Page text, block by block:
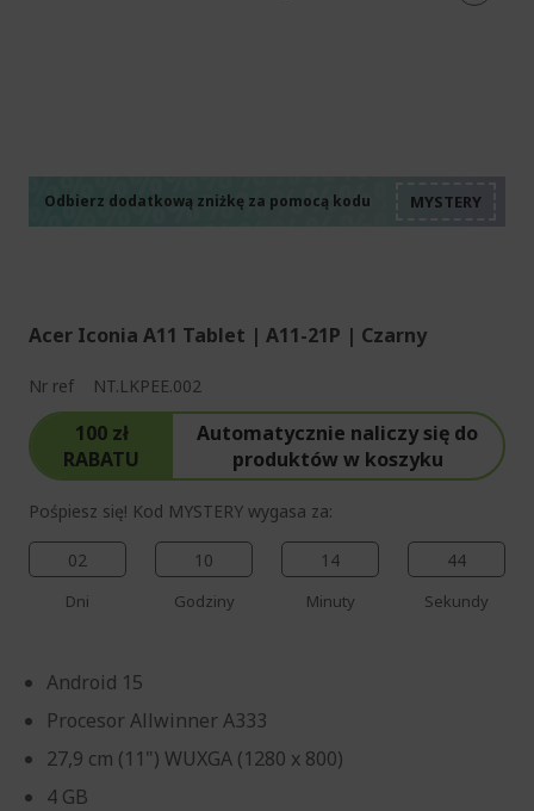
Odbierz dodatkową zniżkę za pomocą kodu
Acer Iconia A11 Tablet | A11-21P | Czarny
Nr ref NT.LKPEE.002
100 zł
RABATU
Automatycznie naliczy się do
produktów w koszyku
Pośpiesz się! Kod MYSTERY wygasa za:
02
Dni
10
Godziny
14
Minuty
44
Sekundy
Android 15
Procesor Allwinner A333
27,9 cm (11") WUXGA (1280 x 800)
4 GB